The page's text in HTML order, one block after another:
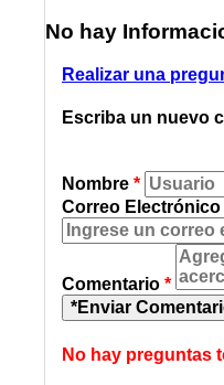
No hay
Realizar una
Escriba un nuevo
Nombre *
Correo Electrónico
Comentario *
*Enviar
No hay preguntas